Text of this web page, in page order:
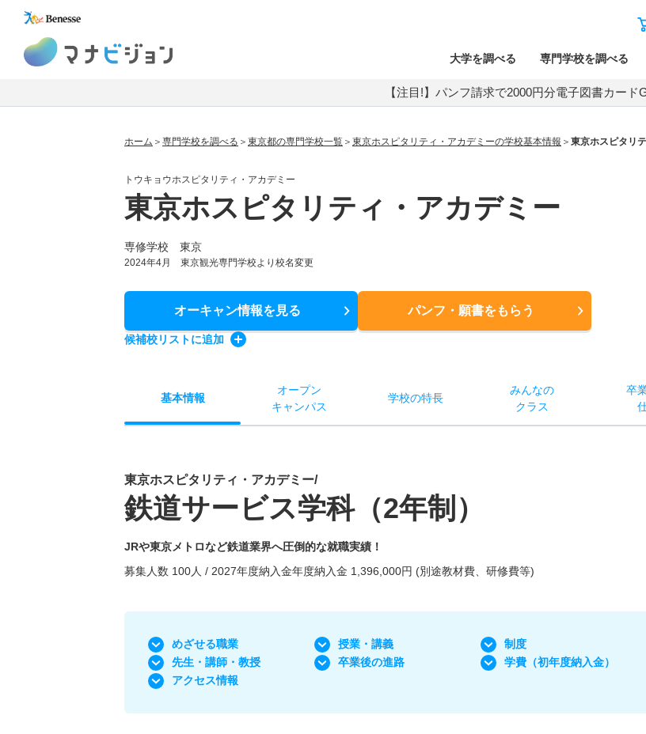
大学を調べる 専門学校を調べる
【注目!】パンフ請求で2000円分電子図書カード
ホーム 専門学校を調べる 東京都の専門学校一覧 東京ホスピタリティ・アカデミーの学校基本情報 東京ホスピタリ
トウキョウホスピタリティ・アカデミー
東京ホスピタリティ・アカデミー
専修学校 東京
2024年4月 東京観光専門学校より校名変更
オーキャン情報を見る パンフ・願書をもらう
候補校リストに追加
基本情報
オープン
キャンパス
学校の特長
みんなの
クラス
卒
東京ホスピタリティ・アカデミー/
鉄道サービス学科（2年制）
JRや東京メトロなど鉄道業界へ圧倒的な就職実績！
募集人数 100人 / 2027年度納入金年度納入金 1,396,000円 (別途教材費、研修費等)
めざせる職業 授業・講義
制度
先生・講師・教授
卒業後の進路 学費 （初年度納入金）
アクセス情報